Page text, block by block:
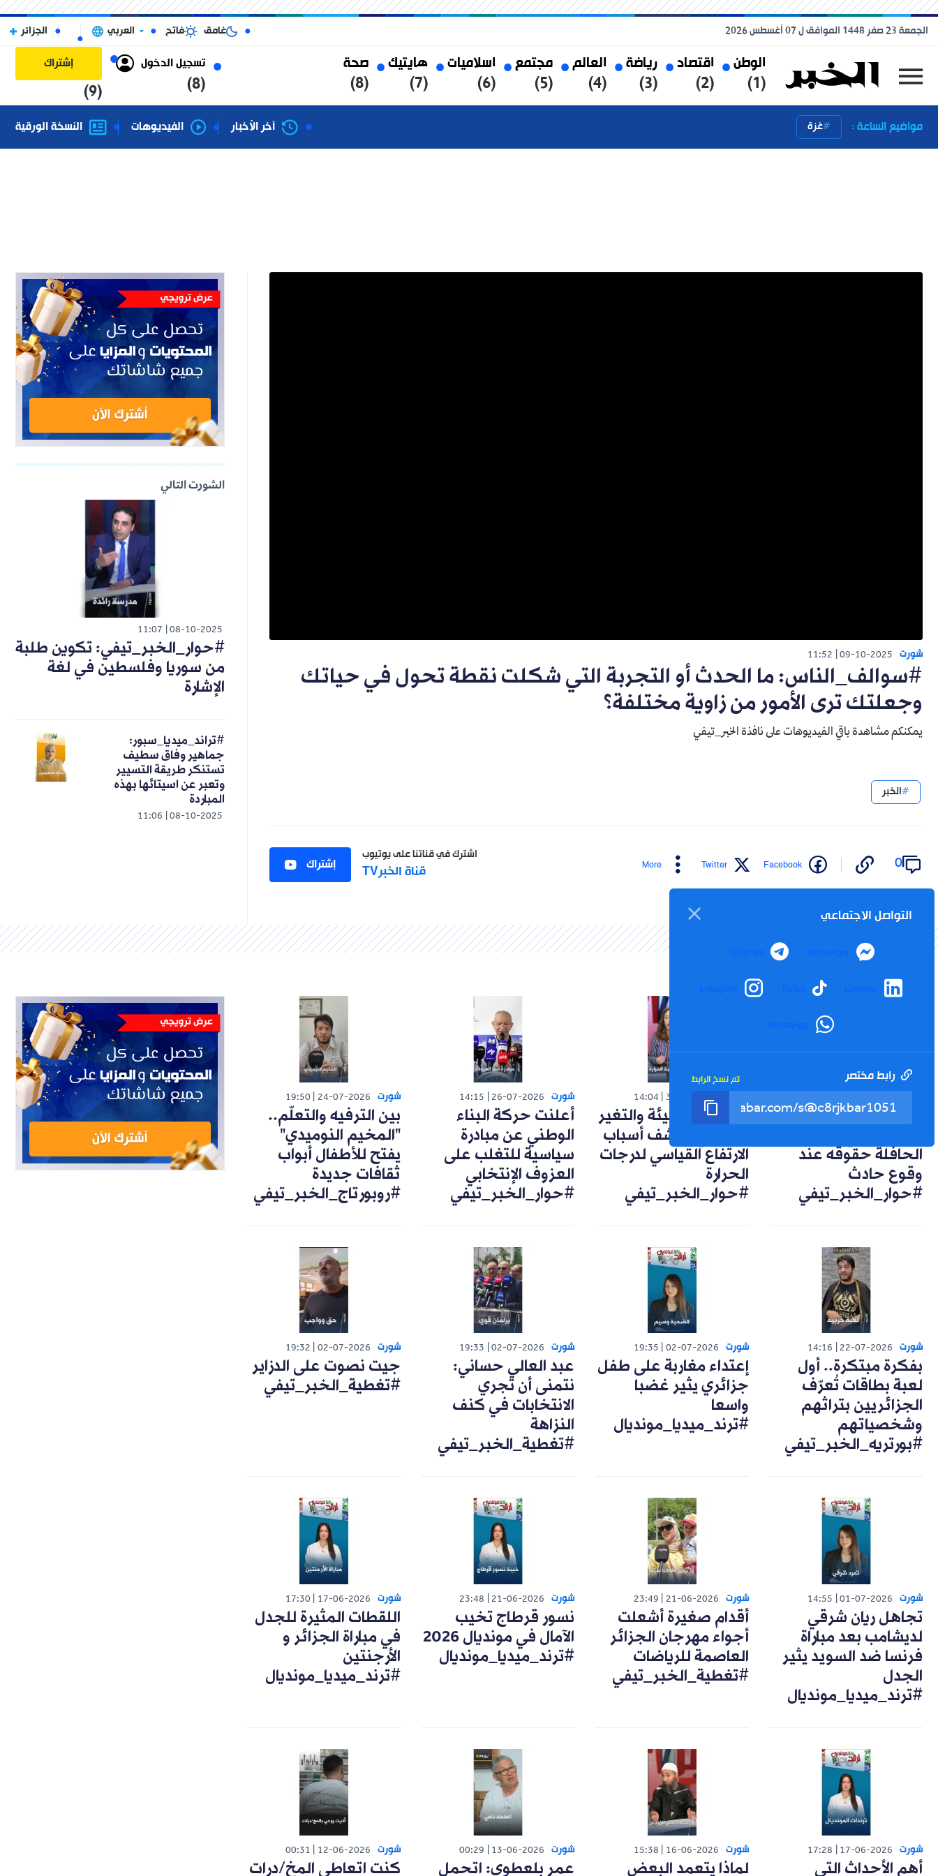
الوطن
(1)
اقتصاد
(2)
رياضة
(3)
العالم
(4)
مجتمع
(5)
اسلاميات
(6)
هايتيك
(7)
صحة
(8)
تسجيل الدخول
(8)
إشتراك
(9)
الجمعة 23 صفر 1448 الموافق ل 07 أغسطس 2026 غامق فاتح العربي الجزائر
مواضيع الساعة : غزة آخر الأخبار الفيديوهات النسخة الورقية
شورت 09-10-2025
11:52
#سوالف_الناس: ما الحدث أو التجربة التي شكلت نقطة تحول في حياتك
وجعلتك ترى الأمور من زاوية مختلفة؟
يمكنكم مشاهدة باقي الفيديوهات على نافذة الخبر_تيفي
الخبر
0
Facebook
Twitter
More
التواصل الاجتماعي
Messenger
Telegram
LinkedIn
TikTok
Instagram
WhatsApp
رابط مختصر تم نسخ الرابط
اشترك في قناتنا على يوتيوب
قناة الخبرTV إشتراك
الشورت التالي
08-10-2025
11:07
#حوار_الخبر_تيفي: تكوين طلبة
من سوريا وفلسطين في لغة
الإشارة
08-10-2025
11:06
#تراند_ميديا_سبور:
جماهير وفاق سطيف
تستنكر طريقة التسيير
وتعبر عن اسيتائها بهذه
المباردة
شورت
تعويضات وضمانات..
الحافلة حقوقه عند
وقوع حادث
#حوار_الخبر_تيفي
شورت 30-07-2026
14:04
خبيرة في البيئة والتغير
المناخي تكشف أسباب
الارتفاع القياسي لدرجات
الحرارة
#حوار_الخبر_تيفي
شورت 26-07-2026
14:15
أعلنت حركة البناء
الوطني عن مبادرة
سياسية للتغلب على
العزوف الإنتخابي
#حوار_الخبر_تيفي
شورت 24-07-2026
19:50
بين الترفيه والتعلّم..
"المخيم النوميدي"
يفتح للأطفال أبواب
ثقافات جديدة
#روبورتاج_الخبر_تيفي
شورت 22-07-2026
14:16
بفكرة مبتكرة.. أول
لعبة بطاقات تُعرّف
الجزائريين بتراثهم
وشخصياتهم
#بورتريه_الخبر_تيفي
شورت 02-07-2026
19:35
إعتداء مغاربة على طفل
جزائري يثير غضبا
واسعا
#ترند_ميديا_مونديال
شورت 02-07-2026
19:33
عبد العالي حساني:
نتمنى أن تجري
الانتخابات في كنف
النزاهة
#تغطية_الخبر_تيفي
شورت 02-07-2026
19:32
جيت نصوت على الدزاير
#تغطية_الخبر_تيفي
شورت 01-07-2026
14:55
تجاهل ريان شرقي
لديشامب بعد مباراة
فرنسا ضد السويد يثير
الجدل
#ترند_ميديا_مونديال
شورت 21-06-2026
23:49
أقدام صغيرة أشعلت
أجواء مهرجان الجزائر
العاصمة للرياضات
#تغطية_الخبر_تيفي
شورت 21-06-2026
23:48
نسور قرطاج تخيب
الآمال في مونديال 2026
#ترند_ميديا_مونديال
شورت 17-06-2026
17:30
اللقطات المثيرة للجدل
في مباراة الجزائر و
الأرجنتين
#ترند_ميديا_مونديال
شورت 17-06-2026
17:28
أهم الأحداث التي
شورت 16-06-2026
15:38
لماذا يتعمد البعض
شورت 13-06-2026
00:29
عمر بلعطوي: اتحمل
شورت 12-06-2026
00:31
كنت اتعاطى المخ/درات